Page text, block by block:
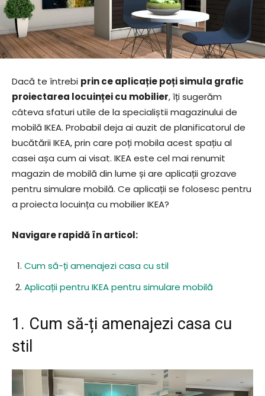
Dacă te întrebi prin ce aplicație poți simula grafic
proiectarea locuinței cu mobilier, îți sugerăm
câteva sfaturi utile de la specialiștii magazinului de
mobilă IKEA. Probabil deja ai auzit de planificatorul de
bucătării IKEA, prin care poți mobila acest spațiu al
casei așa cum ai visat. IKEA este cel mai renumit
magazin de mobilă din lume și are aplicații grozave
pentru simulare mobilă. Ce aplicații se folosesc pentru
a proiecta locuința cu mobilier IKEA?
Navigare rapidă în articol:
Cum să-ți amenajezi casa cu stil
Aplicații pentru IKEA pentru simulare mobilă
1. Cum să-ți amenajezi casa cu
stil